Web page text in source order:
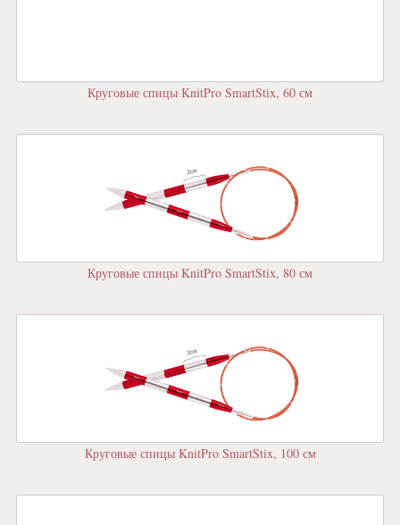
Круговые спицы KnitPro SmartStix, 60 см
Круговые спицы KnitPro SmartStix, 80 см
Круговые спицы KnitPro SmartStix, 100 см